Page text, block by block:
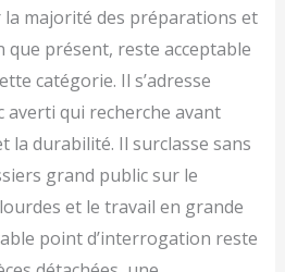
majorité des préparations et
que présent, reste acceptable
catégorie. Il s’adresse
averti qui recherche avant
la durabilité. Il surclasse sans
grand public sur le
et le travail en grande
point d’interrogation reste